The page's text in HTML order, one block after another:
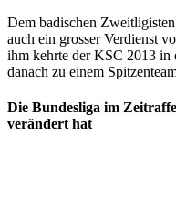
Dem badischen
auch ein grosser Verdienst
ihm kehrte der KSC 2013
danach zu einem
Die Bundesliga im
verändert hat